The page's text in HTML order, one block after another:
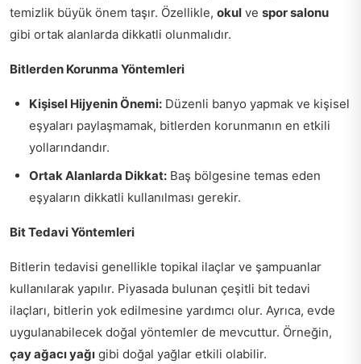
temizlik büyük önem taşır. Özellikle, okul ve spor salonu
gibi ortak alanlarda dikkatli olunmalıdır.
Bitlerden Korunma Yöntemleri
Kişisel Hijyenin Önemi: Düzenli banyo yapmak ve kişisel
eşyaları paylaşmamak, bitlerden korunmanın en etkili
yollarındandır.
Ortak Alanlarda Dikkat: Baş bölgesine temas eden
eşyaların dikkatli kullanılması gerekir.
Bit Tedavi Yöntemleri
Bitlerin tedavisi genellikle topikal ilaçlar ve şampuanlar
kullanılarak yapılır. Piyasada bulunan çeşitli bit tedavi
ilaçları, bitlerin yok edilmesine yardımcı olur. Ayrıca, evde
uygulanabilecek doğal yöntemler de mevcuttur. Örneğin,
çay ağacı yağı gibi doğal yağlar etkili olabilir.